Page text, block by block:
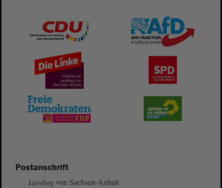
Postanschrift
Landtag von Sachsen-Anhalt